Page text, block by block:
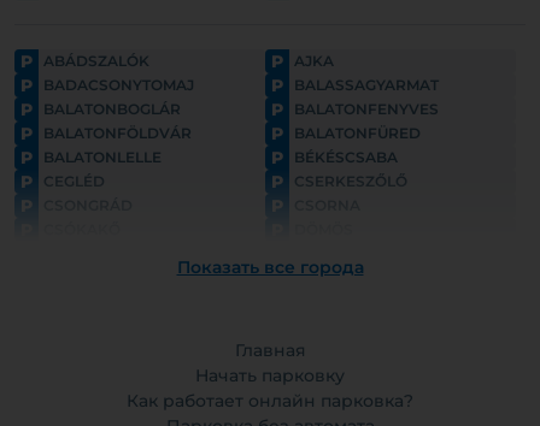
P ABÁDSZALÓK P AJKA
P BADACSONYTOMAJ P BALASSAGYARMAT
P BALATONBOGLÁR P BALATONFENYVES
P BALATONFÖLDVÁR P BALATONFÜRED
P BALATONLELLE P BÉKÉSCSABA
P CEGLÉD P CSERKESZŐLŐ
P P
P GYÖNGYÖS
P HOLLÓKŐ
P HÉVÍZ
HÓDMEZŐVÁSÁRHELY P KAPOSVÁR
KECSKEMÉT
Показать все города
Главная
Начать парковку
Как работает онлайн парковка?